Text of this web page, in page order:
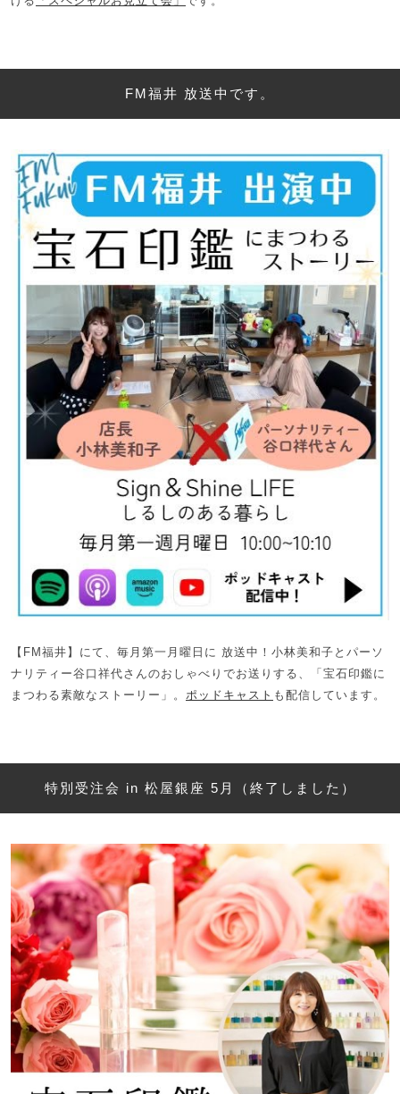
FM福井 放送中です。
【FM福井】にて、毎月第一月曜日に 放送中！小林美和子とパーソ
ナリティー谷口祥代さんのおしゃべりでお送りする、「宝石印鑑に
まつわる素敵なストーリー」。 ポッドキャスト も配信しています。
特別受注会 in 松屋銀座 5月（終了しました）